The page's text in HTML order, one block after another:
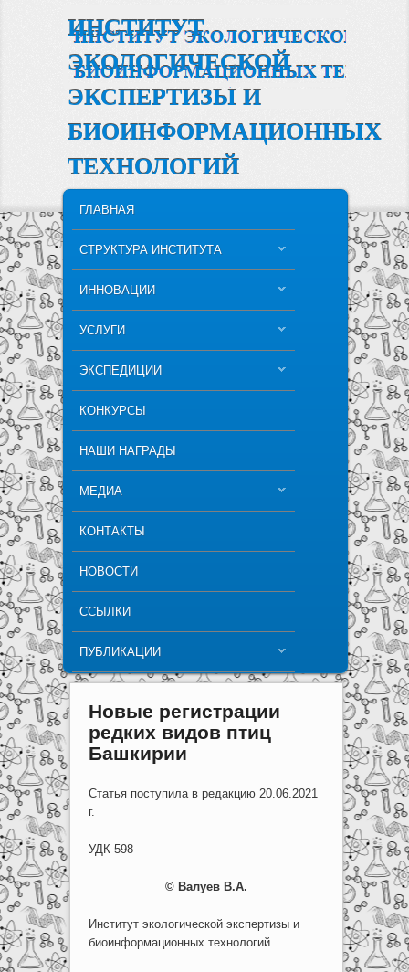
ИНСТИТУТ
ЭКОЛОГИЧЕСКОЙ
ЭКСПЕРТИЗЫ И
БИОИНФОРМАЦИОННЫХ
ТЕХНОЛОГИЙ
SKIP TO PRIMARY CONTENT
SKIP TO SECONDARY CONTENT
ГЛАВНАЯ
СТРУКТУРА ИНСТИТУТА
ИННОВАЦИИ
УСЛУГИ
ЭКСПЕДИЦИИ
КОНКУРСЫ
НАШИ НАГРАДЫ
МЕДИА
КОНТАКТЫ
НОВОСТИ
ССЫЛКИ
ПУБЛИКАЦИИ
Новые регистрации
редких видов птиц
Башкирии
Статья поступила в редакцию 20.06.2021
г.
УДК 598
© Валуев В.А.
Институт экологической экспертизы и
биоинформационных технологий.